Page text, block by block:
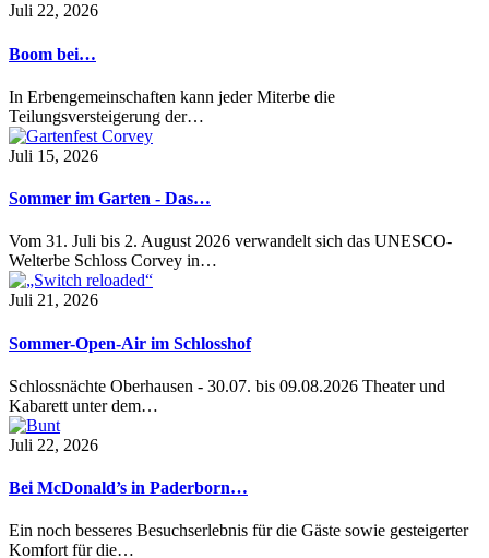
Juli 22, 2026
Boom bei…
In Erbengemeinschaften kann jeder Miterbe die
Teilungsversteigerung der…
Juli 15, 2026
Sommer im Garten - Das…
Vom 31. Juli bis 2. August 2026 verwandelt sich das UNESCO-
Welterbe Schloss Corvey in…
Juli 21, 2026
Sommer-Open-Air im Schlosshof
Schlossnächte Oberhausen - 30.07. bis 09.08.2026 Theater und
Kabarett unter dem…
Juli 22, 2026
Bei McDonald’s in Paderborn…
Ein noch besseres Besuchserlebnis für die Gäste sowie gesteigerter
Komfort für die…